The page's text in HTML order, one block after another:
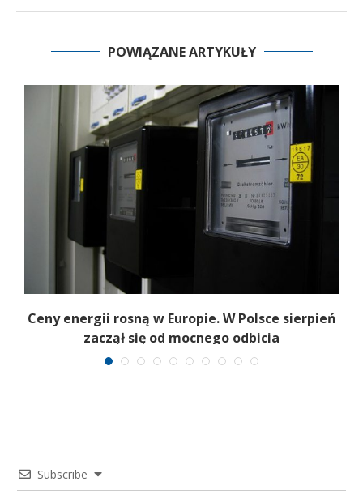
POWIĄZANE ARTYKUŁY
Ceny energii rosną w Europie. W Polsce sierpień
zaczął się od mocnego odbicia
Subscribe